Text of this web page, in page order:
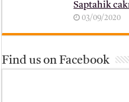
Saptahik
03/09/2020
Find us on Facebook